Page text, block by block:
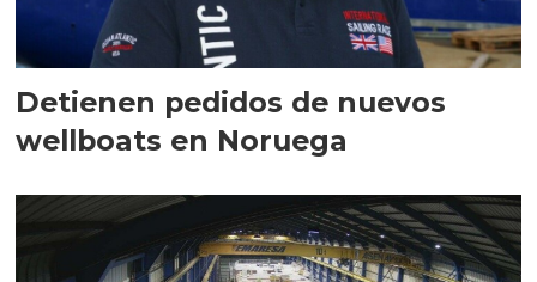
Detienen pedidos de nuevos
wellboats en Noruega